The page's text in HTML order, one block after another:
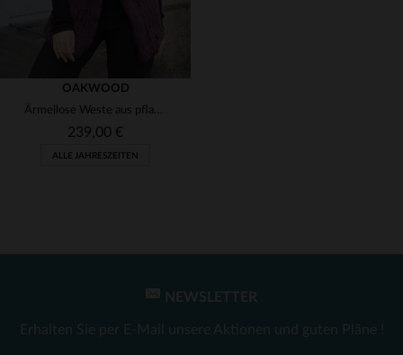
(1)
VERFÜGBARE GRÖSSEN
T1 T2
OAKWOOD
Ärmellose Weste aus pflaumenfarbenem Fell
239,00 €
ALLE JAHRESZEITEN
NEWSLETTER
Erhalten Sie per E-Mail unsere Aktionen und guten Pläne !